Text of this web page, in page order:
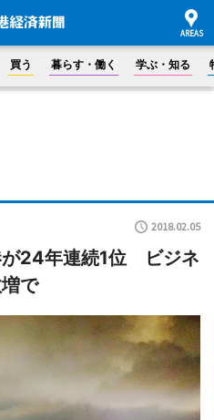
買う 暮らす・働く 学ぶ・知る
2018.02.05
が24年連続1位 ビジネ
で